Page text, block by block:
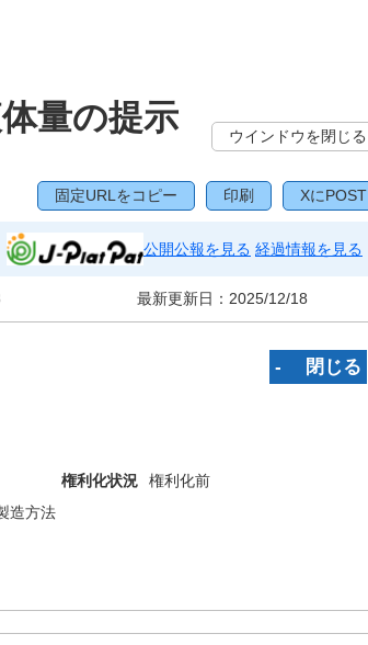
量の提示
ウインドウを閉じる
固定URLをコピー 印刷 XにPOST
公開公報を見る 経過情報を見る
最新更新日： 2025/12/18
‐ 閉じる
権利化状況
権利化前
造方法